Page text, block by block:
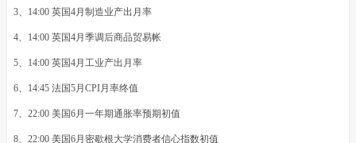
3、14:00 英国4月制造业产出月率
4、14:00 英国4月季调后商品贸易帐
5、14:00 英国4月工业产出月率
6、14:45 法国5月CPI月率终值
7、22:00 美国6月一年期通胀率预期初值
8、22:00 美国6月密歇根大学消费者信心指数初值